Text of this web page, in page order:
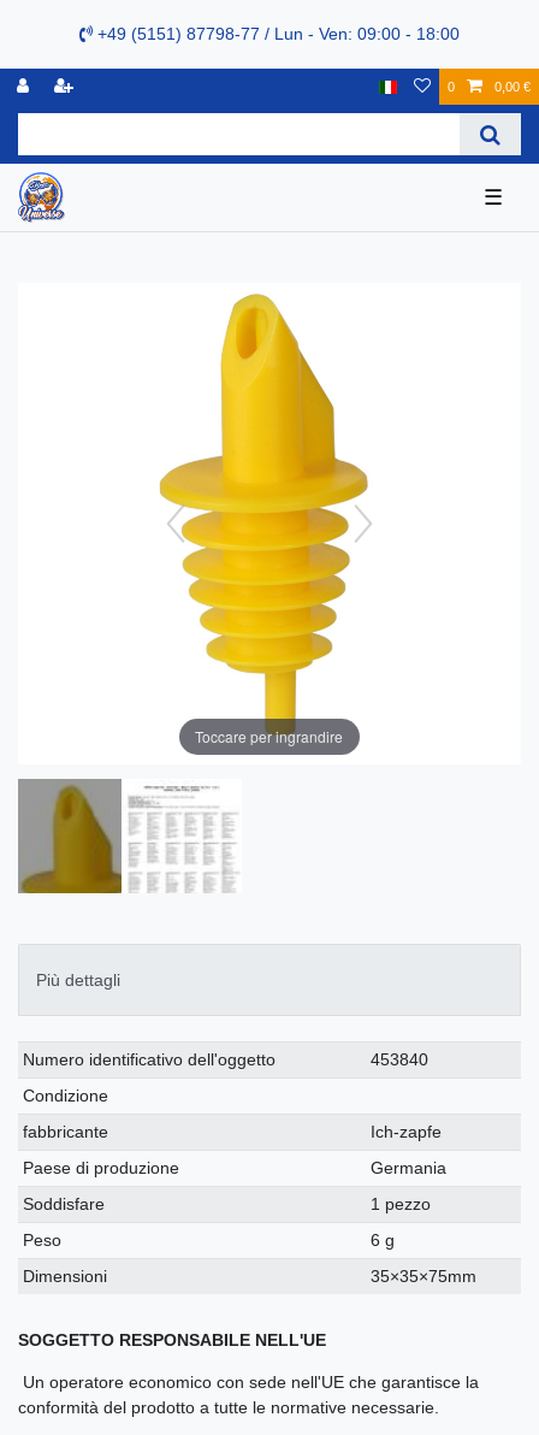
+49 (5151) 87798-77 / Lun - Ven: 09:00 - 18:00
0 0,00 €
☰
Toccare per ingrandire
Più dettagli
Ceres::Template.singleItemTechnicalDataAttribute
Ceres::Template.singleItemTechnicalDataValue
Numero identificativo dell'oggetto
453840
Condizione
fabbricante
Ich-zapfe
Paese di produzione
Germania
Soddisfare
1 pezzo
Peso
6 g
Dimensioni
35×35×75mm
SOGGETTO RESPONSABILE NELL'UE
Un operatore economico con sede nell'UE che garantisce la
conformità del prodotto a tutte le normative necessarie.